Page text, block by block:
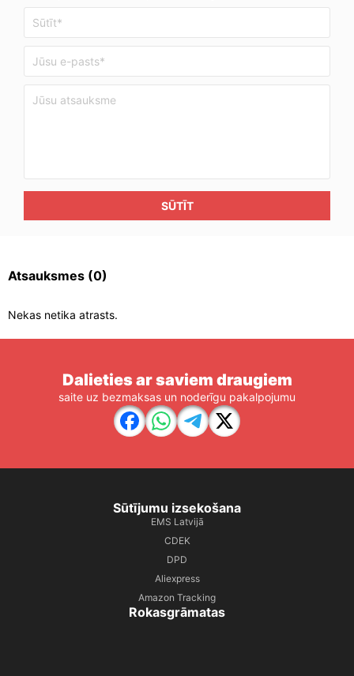
SŪTĪT
Atsauksmes (0)
Nekas netika atrasts.
Dalieties ar saviem draugiem
saite uz bezmaksas un noderīgu pakalpojumu
Sūtījumu izsekošana
EMS Latvijā
CDEK
DPD
Aliexpress
Amazon Tracking
Rokasgrāmatas